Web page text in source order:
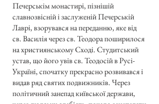
Печерськім монастирі, пізнішій
славнозвісній і заслуженій Печерській
Лаврі, взорувався на переданню, яке від
св. Василія через св. Теодора поширилося
на християнському Сході. Студитський
устав, що його увів св. Теодосій в Русі-
Україні, спочатку прекрасно розвивався і
видав ряд святих подвижників. Через
політичний занепад київської держави,